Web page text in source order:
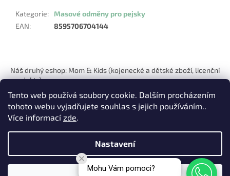
Tento web používá soubory cookie. Dalším procházením
tohoto webu vyjadřujete souhlas s jejich používáním..
Více informacízde.
Nastavení
Kategorie:
Masové odměny pro pejsky
EAN: 8595706704144
p
Náš druhý eshop: Mom & Kids (kojenecké a dětské zboží, licenční
produkty)
Vytvořil Shoptet
Mohu Vám pomoci?